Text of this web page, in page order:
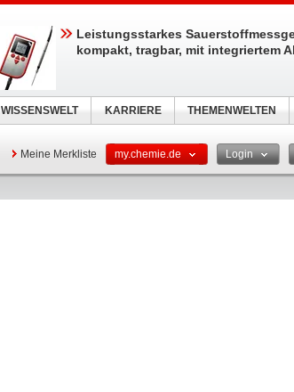
Meine Merkliste my.chemie.de Login
Leistungsstarkes
kompakt, tragbar, mit integriertem
WISSENSWELT KARRIERE THEMENWELTEN